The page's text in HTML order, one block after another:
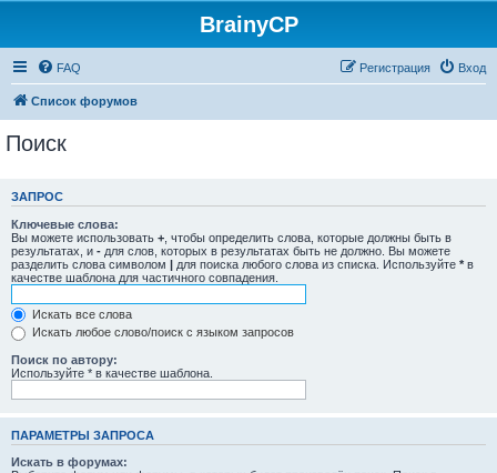
BrainyCP
FAQ Вход
Регистрация
Список форумов
Поиск
ЗАПРОС
Ключевые слова:
Вы можете использовать + , чтобы определить слова, которые должны быть в
результатах, и - для слов, которых в результатах быть не должно. Вы можете
разделить слова символом | для поиска любого слова из списка. Используйте * в
качестве шаблона для частичного совпадения.
Искать все слова
Искать любое слово/поиск с языком запросов
Поиск по автору:
Используйте * в качестве шаблона.
ПАРАМЕТРЫ ЗАПРОСА
Искать в форумах: